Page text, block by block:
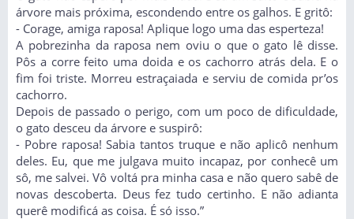
árvore mais próxima, escondendo entre os galhos. E gritô:
- Corage, amiga raposa! Aplique logo uma das esperteza!
A pobrezinha da raposa nem oviu o que o gato lê disse.
Pôs a corre feito uma doida e os cachorro atrás dela. E o
fim foi triste. Morreu estraçaiada e serviu de comida pr’os
cachorro.
Depois de passado o perigo, com um poco de dificuldade,
o gato desceu da árvore e suspirô:
- Pobre raposa! Sabia tantos truque e não aplicô nenhum
deles. Eu, que me julgava muito incapaz, por conhecê um
sô, me salvei. Vô voltá pra minha casa e não quero sabê de
novas descoberta. Deus fez tudo certinho. E não adianta
querê modificá as coisa. É só isso.”